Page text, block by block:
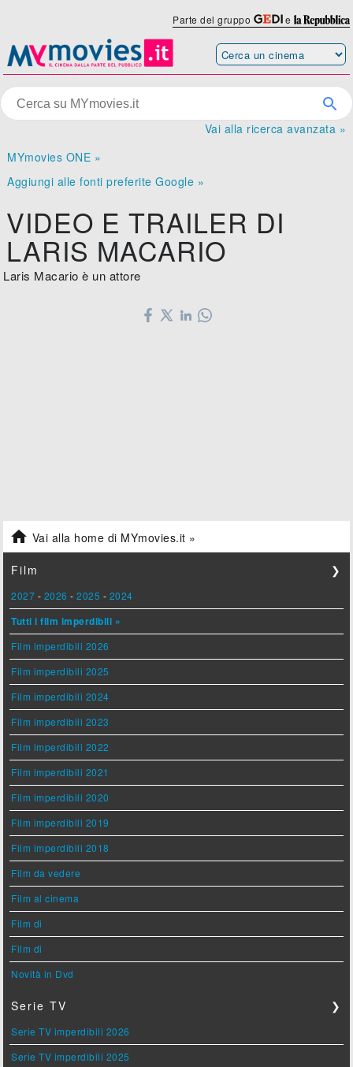
Parte del gruppo e
Vai alla ricerca avanzata »
MYmovies ONE »
Aggiungi alle fonti preferite Google »
VIDEO E TRAILER DI
LARIS MACARIO
Laris Macario è un attore
 Vai alla home di MYmovies.it »
Film ❯
2027 - 2026 -2025 - 2024
Tutti i film imperdibili »
Film imperdibili 2026
Film imperdibili 2025
Film imperdibili 2024
Film imperdibili 2023
Film imperdibili 2022
Film imperdibili 2021
Film imperdibili 2020
Film imperdibili 2019
Film imperdibili 2018
Film da vedere
Film al cinema
Film di
Film di
Novità in Dvd
Serie TV ❯
Serie TV imperdibili 2026
Serie TV imperdibili 2025